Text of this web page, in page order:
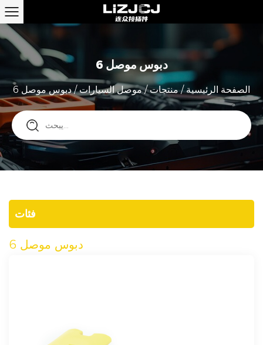
دبوس موصل 6
الصفحة الرئيسية/منتجات/موصل السيارات/دبوس موصل 6
فئات
دبوس موصل 6